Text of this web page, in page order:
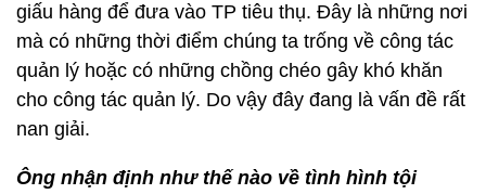
giấu hàng để đưa vào TP tiêu thụ. Đây là những nơi
mà có những thời điểm chúng ta trống về công tác
quản lý hoặc có những chồng chéo gây khó khăn
cho công tác quản lý. Do vậy đây đang là vấn đề rất
nan giải.
Ông nhận định như thế nào về tình hình tội